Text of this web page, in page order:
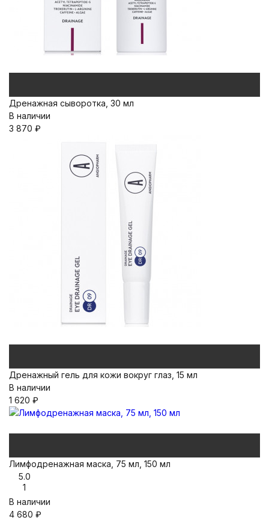
Дренажная сыворотка, 30 мл
В наличии
3 870 ₽
Дренажный гель для кожи вокруг глаз, 15 мл
В наличии
1 620 ₽
Лимфодренажная маска, 75 мл, 150 мл
5.0
1
В наличии
4 680 ₽